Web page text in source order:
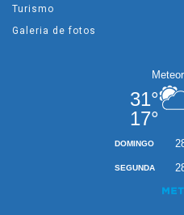
Turismo
Galeria de fotos